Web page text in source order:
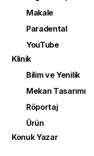
Makale
Paradental
YouTube
Klinik
Bilim ve Yenilik
Mekan Tasarımı
Röportaj
Ürün
Konuk Yazar